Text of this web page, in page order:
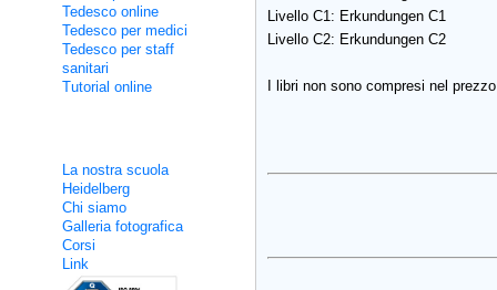
Tedesco online
Tedesco per medici
Tedesco per staff
sanitari
Tutorial online
La nostra scuola
Heidelberg
Chi siamo
Galleria fotografica
Corsi
Link
Livello C1: Erkundungen C1
Livello C2: Erkundungen C2
I libri non sono compresi nel